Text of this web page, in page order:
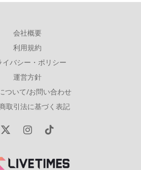
会社概要
利用規約
イバシー・ポリシー
運営方針
ついて/お問い合わせ
取引法に基づく表記
X
InstagramTikTok